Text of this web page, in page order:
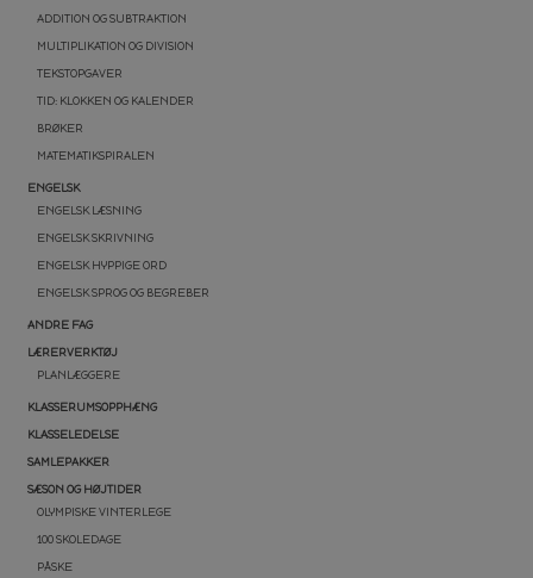
ADDITION OG SUBTRAKTION
MULTIPLIKATION OG DIVISION
TEKSTOPGAVER
TID: KLOKKEN OG KALENDER
BRØKER
MATEMATIKSPIRALEN
ENGELSK
ENGELSK LÆSNING
ENGELSK SKRIVNING
ENGELSK HYPPIGE ORD
ENGELSK SPROG OG BEGREBER
ANDRE FAG
LÆRERVERKTØJ
PLANLÆGGERE
KLASSERUMSOPPHÆNG
KLASSELEDELSE
SAMLEPAKKER
SÆSON OG HØJTIDER
OLYMPISKE VINTERLEGE
100 SKOLEDAGE
PÅSKE